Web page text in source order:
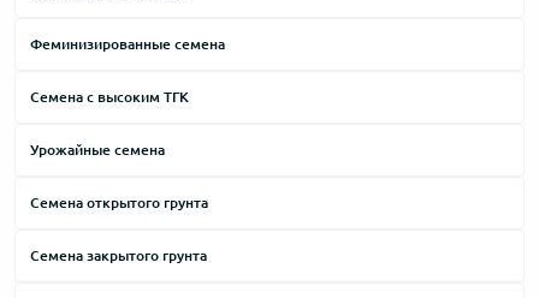
Феминизированные семена
Семена с высоким ТГК
Урожайные семена
Семена открытого грунта
Семена закрытого грунта